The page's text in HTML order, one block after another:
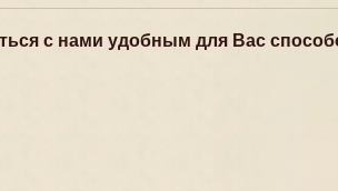
с нами удобным для Вас